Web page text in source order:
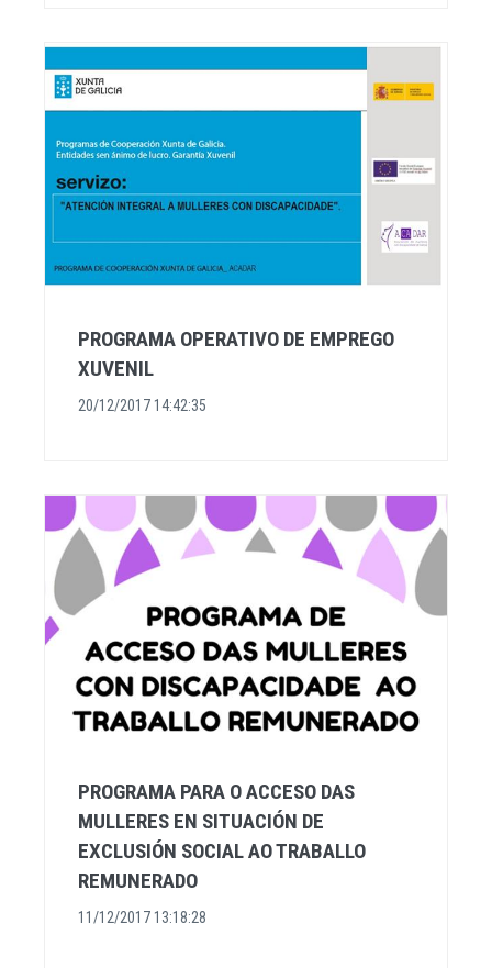
PROGRAMA OPERATIVO DE EMPREGO
XUVENIL
20/12/2017 14:42:35
PROGRAMA PARA O ACCESO DAS
MULLERES EN SITUACIÓN DE
EXCLUSIÓN SOCIAL AO TRABALLO
REMUNERADO
11/12/2017 13:18:28